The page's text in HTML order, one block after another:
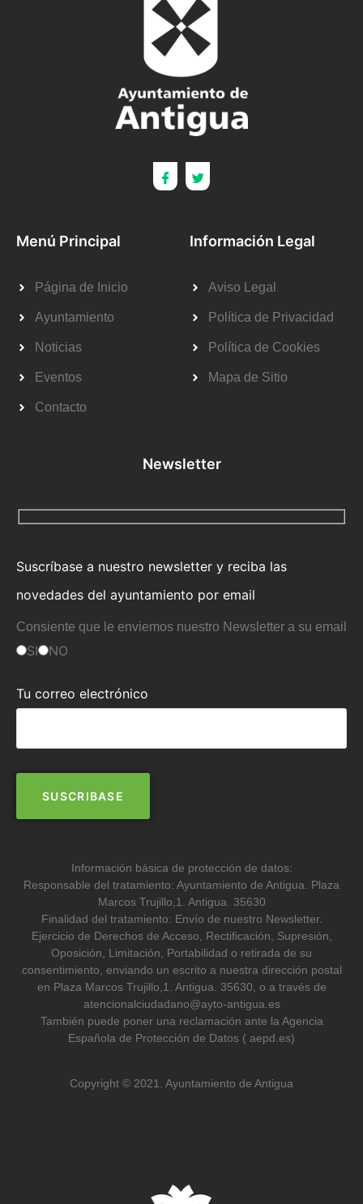
Menú Principal
Página de Inicio
Ayuntamiento
Noticias
Eventos
Contacto
Información Legal
Aviso Legal
Política de Privacidad
Política de Cookies
Mapa de Sitio
Newsletter
Suscríbase a nuestro newsletter y reciba las
novedades del ayuntamiento por email
Consiente que le enviemos nuestro Newsletter a su email
SI NO
Tu correo electrónico
Información básica de protección de datos:
Responsable del tratamiento: Ayuntamiento de Antigua. Plaza
Marcos Trujillo,1. Antigua. 35630
Finalidad del tratamiento: Envío de nuestro Newsletter.
Ejercicio de Derechos de Acceso, Rectificación, Supresión,
Oposición, Limitación, Portabilidad o retirada de su
consentimiento, enviando un escrito a nuestra dirección postal
en Plaza Marcos Trujillo,1. Antigua. 35630, o a través de
atencionalciudadano@ayto-antigua.es
También puede poner una reclamación ante la Agencia
Española de Protección de Datos ( aepd.es)
Copyright © 2021. Ayuntamiento de Antigua